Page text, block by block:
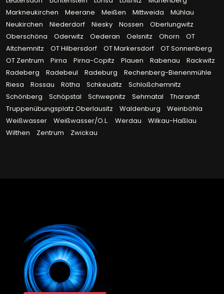
Markneukirchen
Meerane Meißen Mittweida
Mühlau
Neukirchen
Niederdorf Niesky Nossen
Oberlungwitz
Oberschöna
Oderwitz Oederan Oelsnitz Ohorn
OT
Altchemnitz
OT Hilbersdorf OT Markersdorf
OT Sonnenberg
OT Zentrum
Pirna Pirna-Copitz Plauen Rabenau
Rackwitz
Radeberg
Radebeul Radeburg
Rechenberg-Bienenmühle
Riesa
Rossau Rötha Schkeuditz
Schloßchemnitz
Schönberg
Schöpstal Schwepnitz Sehmatal
Tharandt
Truppenübungsplatz Oberlausitz
Waldenburg
Weinböhla
Weißwasser
Weißwasser/O.L. Werdau
Wilkau-Haßlau
Wilthen
Zentrum Zwickau